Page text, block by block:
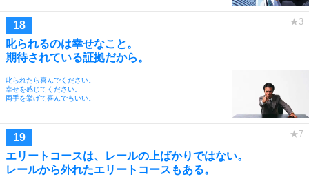
叱られるのは幸せなこと。
期待されている証拠だから。
叱られたら喜んでください。
幸せを感じてください。
両手を挙げて喜んでもいい。
エリートコースは、レールの上ばかりではない。
レールから外れたエリートコースもある。